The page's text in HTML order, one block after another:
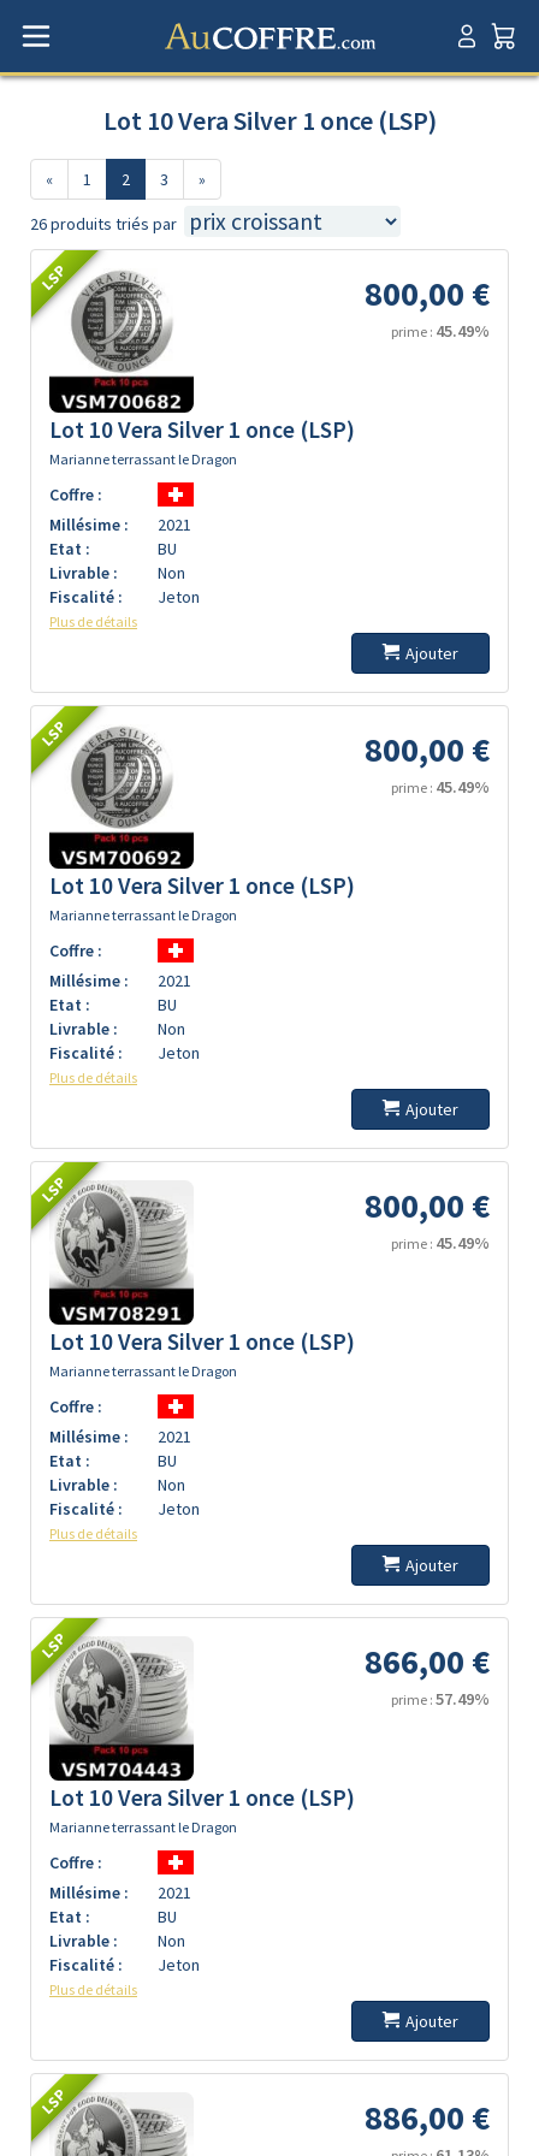
Lot 10 Vera Silver 1 once (LSP)
« 1 2 3 »
26 produits triés par
LSP 800,00 €
prime : 45.49%
Lot 10 Vera Silver 1 once (LSP)
Marianne terrassant le Dragon
Coffre :
Millésime :
2021
Etat :
BU
Livrable :
Non
Fiscalité :
Jeton
Plus de détails
Ajouter
LSP 800,00 €
prime : 45.49%
Lot 10 Vera Silver 1 once (LSP)
Marianne terrassant le Dragon
Coffre :
Millésime :
2021
Etat :
BU
Livrable :
Non
Fiscalité :
Jeton
Plus de détails
Ajouter
LSP 800,00 €
prime : 45.49%
Lot 10 Vera Silver 1 once (LSP)
Marianne terrassant le Dragon
Coffre :
Millésime :
2021
Etat :
BU
Livrable :
Non
Fiscalité :
Jeton
Plus de détails
Ajouter
LSP 866,00 €
prime : 57.49%
Lot 10 Vera Silver 1 once (LSP)
Marianne terrassant le Dragon
Coffre :
Millésime :
2021
Etat :
BU
Livrable :
Non
Fiscalité :
Jeton
Plus de détails
Ajouter
LSP 886,00 €